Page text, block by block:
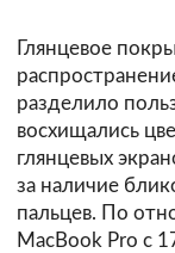
Глянцевое
разделило
восхищались
глянцевых
за наличие
пальцев. По
MacBook Pro с